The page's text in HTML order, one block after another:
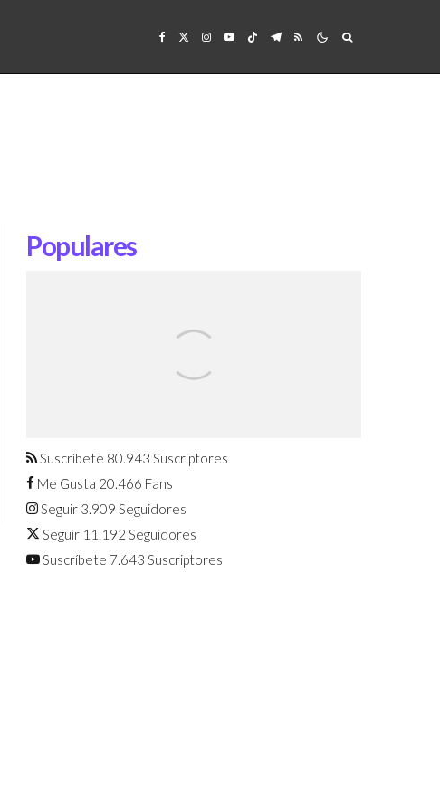
Populares
agosto
Suscríbete 80.943 Suscriptores
Me Gusta 20.466 Fans
Seguir 3.909 Seguidores
Seguir 11.192 Seguidores
Suscríbete 7.643 Suscriptores